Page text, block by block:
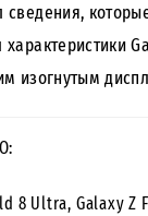
сведения,
изогнутым
8 Ultra, Galaxy Z